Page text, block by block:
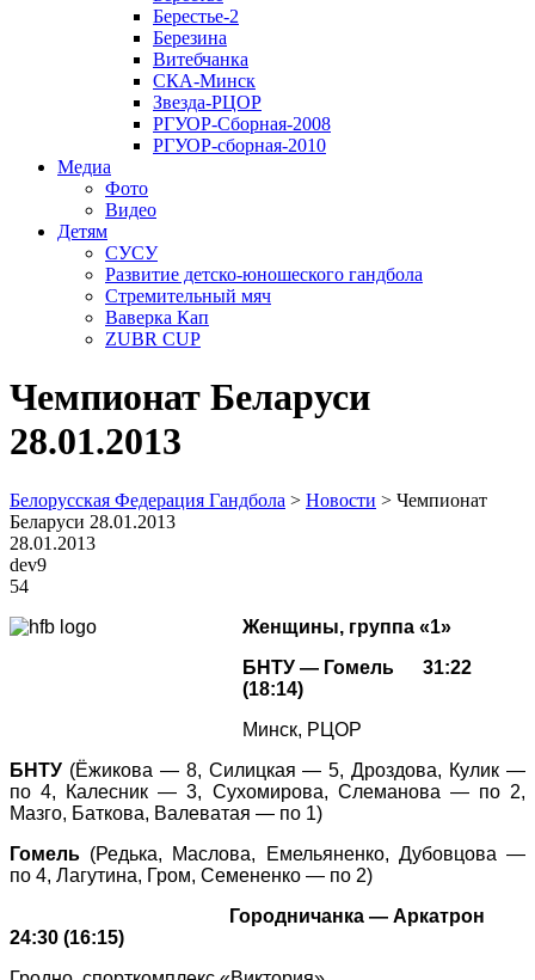
Берестье-2
Березина
Витебчанка
СКА-Минск
Звезда-РЦОР
РГУОР-Сборная-2008
РГУОР-сборная-2010
Медиа
Фото
Видео
Детям
СУСУ
Развитие детско-юношеского гандбола
Стремительный мяч
Ваверка Кап
ZUBR CUP
Чемпионат Беларуси
28.01.2013
Белорусская Федерация Гандбола > Новости > Чемпионат
Беларуси 28.01.2013
28.01.2013
dev9
54
Женщины, группа «1»
БНТУ — Гомель 31:22
(18:14)
Минск, РЦОР
БНТУ (Ёжикова — 8, Силицкая — 5, Дроздова, Кулик —
по 4, Калесник — 3, Сухомирова, Слеманова — по 2,
Мазго, Баткова, Валеватая — по 1)
Гомель (Редька, Маслова, Емельяненко, Дубовцова —
по 4, Лагутина, Гром, Семененко — по 2)
Городничанка — Аркатрон
24:30 (16:15)